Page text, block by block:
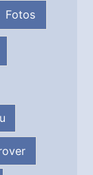
Fotos